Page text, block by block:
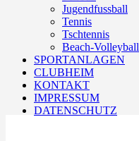
Jugendfussball
Tennis
Tschtennis
Beach-Volleyball
SPORTANLAGEN
CLUBHEIM
KONTAKT
IMPRESSUM
DATENSCHUTZ